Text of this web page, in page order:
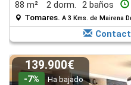
88 m² 2 dorm. 2 baños
Tomares. A 3 Kms. de Mairena
139.900€
-7%
Ha bajado